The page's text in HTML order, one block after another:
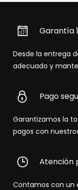
Garantía
Desde la entrega
adecuado y
Pago
Garantizamos la
pagos con
Atención
Contamos con un